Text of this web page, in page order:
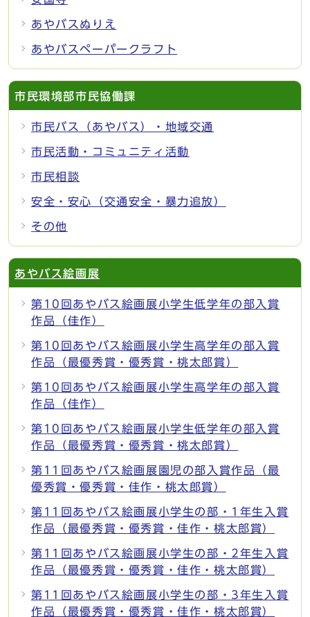
あやバスぬりえ
あやバスペーパークラフト
市民環境部市民協働課
市民バス（あやバス）・地域交通
市民活動・コミュニティ活動
市民相談
安全・安心（交通安全・暴力追放）
その他
あやバス絵画展
第10回あやバス絵画展小学生低学年の部入賞
作品（佳作）
第10回あやバス絵画展小学生高学年の部入賞
作品（最優秀賞・優秀賞・桃太郎賞）
第10回あやバス絵画展小学生高学年の部入賞
作品（佳作）
第10回あやバス絵画展小学生低学年の部入賞
作品（最優秀賞・優秀賞・桃太郎賞）
第11回あやバス絵画展園児の部入賞作品（最
優秀賞・優秀賞・佳作・桃太郎賞）
第11回あやバス絵画展小学生の部・1年生入賞
作品（最優秀賞・優秀賞・佳作・桃太郎賞）
第11回あやバス絵画展小学生の部・2年生入賞
作品（最優秀賞・優秀賞・佳作・桃太郎賞）
第11回あやバス絵画展小学生の部・3年生入賞
作品（最優秀賞・優秀賞・佳作・桃太郎賞）